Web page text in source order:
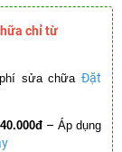
chỉ từ
sửa chữa Đặt
– Áp dụng